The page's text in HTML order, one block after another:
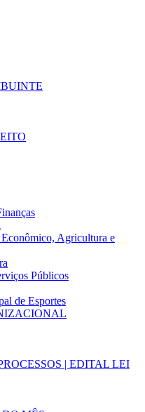
Agricultura e
Públicos
de Esportes
| EDITAL LEI